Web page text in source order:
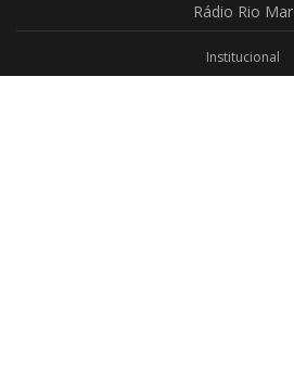
Rádio Rio Mar
Institucional